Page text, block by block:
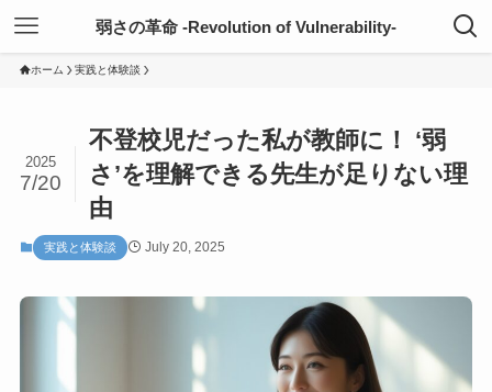
弱さの革命 -Revolution of Vulnerability-
ホーム 実践と体験談
不登校児だった私が教師に！ ‘弱
さ’を理解できる先生が足りない理
由
2025
7/20
実践と体験談 July 20, 2025